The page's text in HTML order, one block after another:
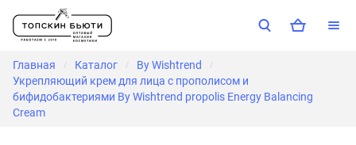
Главная / Каталог / By Wishtrend /
Укрепляющий крем для лица с прополисом и
бифидобактериями By Wishtrend propolis Energy Balancing
Cream